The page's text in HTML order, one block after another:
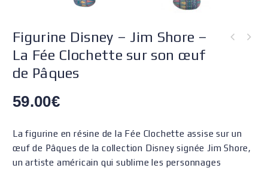
Figurine Disney – Jim Shore –
La Fée Clochette sur son œuf
de Pâques
59.00€
La figurine en résine de la Fée Clochette assise sur un
œuf de Pâques de la collection Disney signée Jim Shore,
un artiste américain qui sublime les personnages